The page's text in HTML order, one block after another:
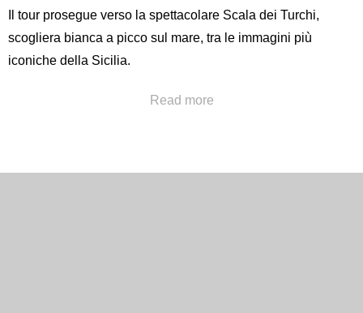
Il tour prosegue verso la spettacolare Scala dei Turchi,
scogliera bianca a picco sul mare, tra le immagini più
iconiche della Sicilia.
Read more